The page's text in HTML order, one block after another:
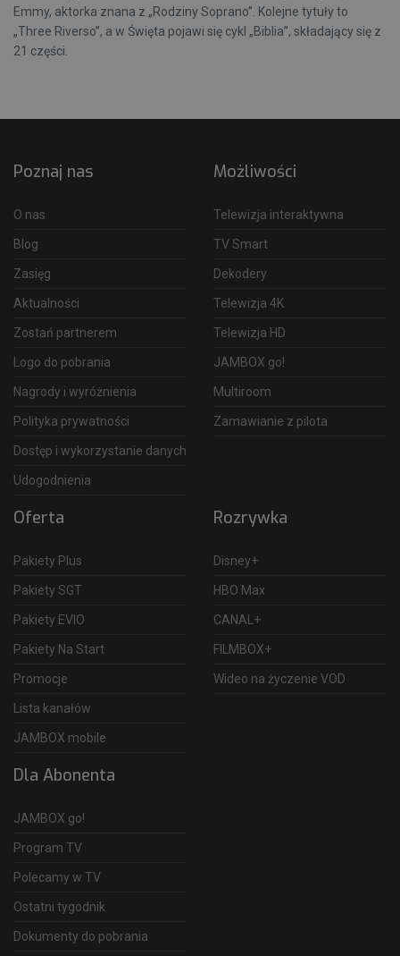
Emmy, aktorka znana z „Rodziny Soprano”. Kolejne tytuły to
„Three Riverso”, a w Święta pojawi się cykl „Biblia”, składający się z
21 części.
Poznaj nas
O nas
Blog
Zasięg
Aktualności
Zostań partnerem
Logo do pobrania
Nagrody i wyróżnienia
Polityka prywatności
Dostęp i wykorzystanie danych
Udogodnienia
Możliwości
Telewizja interaktywna
TV Smart
Dekodery
Telewizja 4K
Telewizja HD
JAMBOX go!
Multiroom
Zamawianie z pilota
Oferta
Pakiety Plus
Pakiety SGT
Pakiety EVIO
Pakiety Na Start
Promocje
Lista kanałów
JAMBOX mobile
Rozrywka
Disney+
HBO Max
CANAL+
FILMBOX+
Wideo na życzenie VOD
Dla Abonenta
JAMBOX go!
Program TV
Polecamy w TV
Ostatni tygodnik
Dokumenty do pobrania